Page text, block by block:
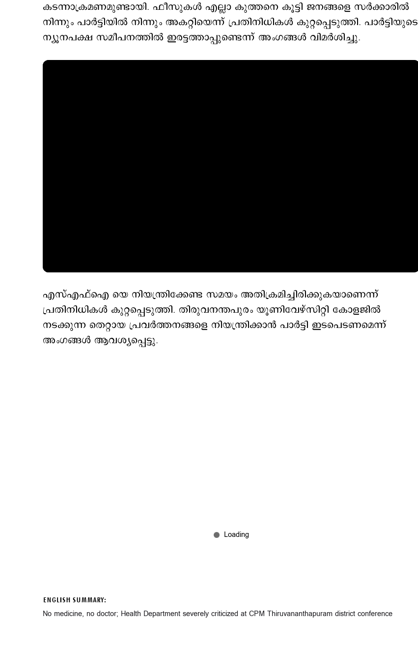
കടന്നാക്രമണമുണ്ടായി. ഫീസുകള്‍ എല്ലാ കുത്തനെ കൂട്ടി ജനങ്ങളെ സര്‍ക്കാരില്‍
നിന്നും പാര്‍ട്ടിയില്‍ നിന്നും അകറ്റിയെന്ന് പ്രതിനിധികള്‍ കുറ്റപ്പെടുത്തി. പാര്‍ട്ടിയുടെ
ന്യൂനപക്ഷ സമീപനത്തില്‍ ഇരട്ടത്താപ്പുണ്ടെന്ന് അംഗങ്ങള്‍ വിമര്‍ശിച്ചു.
എസ്‌എഫ്ഐ യെ നിയന്ത്രിക്കേണ്ട സമയം അതിക്രമിച്ചിരിക്കുകയാണെന്ന്
പ്രതിനിധികള്‍ കുറ്റപ്പെടുത്തി. തിരുവനന്തപുരം യൂണിവേഴ്സിറ്റി കോളജില്‍
നടക്കുന്ന തെറ്റായ പ്രവര്‍ത്തനങ്ങളെ നിയന്ത്രിക്കാന്‍ പാര്‍ട്ടി ഇടപെടണമെന്ന്
അംഗങ്ങള്‍ ആവശ്യപ്പെട്ടു.
ENGLISH SUMMARY:
No medicine, no doctor; Health Department severely criticized at CPM Thiruvananthapuram district conference